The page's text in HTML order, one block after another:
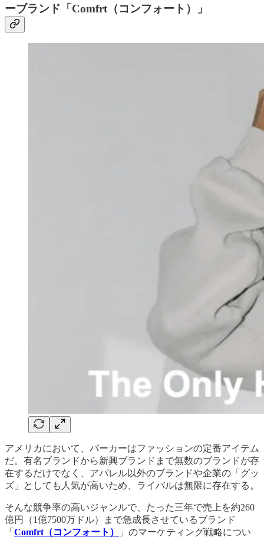
ーブランド「Comfrt（コンフォート）」
アメリカにおいて、パーカーはファッションの定番アイテム
だ。有名ブランドから新興ブランドまで無数のブランドが存
在するだけでなく、アパレル以外のブランドや企業の「グッ
ズ」としても人気が高いため、ライバルは無限に存在する。
そんな競争率の高いジャンルで、たった三年で売上を約260
億円（1億7500万ドル）まで急成長させているブランド
「 Comfrt（コンフォート）
」のマーケティング戦略につい